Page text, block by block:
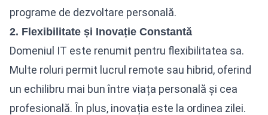
programe de dezvoltare personală.
2. Flexibilitate și Inovație Constantă
Domeniul IT este renumit pentru flexibilitatea sa.
Multe roluri permit lucrul remote sau hibrid, oferind
un echilibru mai bun între viața personală și cea
profesională. În plus, inovația este la ordinea zilei.